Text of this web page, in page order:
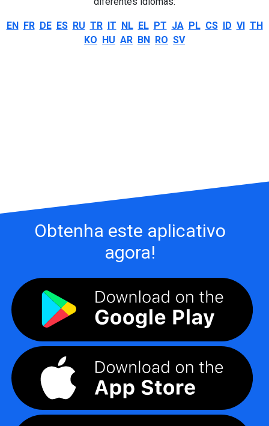
EN FR DE ES RU TR IT NL EL PT JA PL CS ID VI TH
KO HU AR BN RO SV
Obtenha este aplicativo
agora!